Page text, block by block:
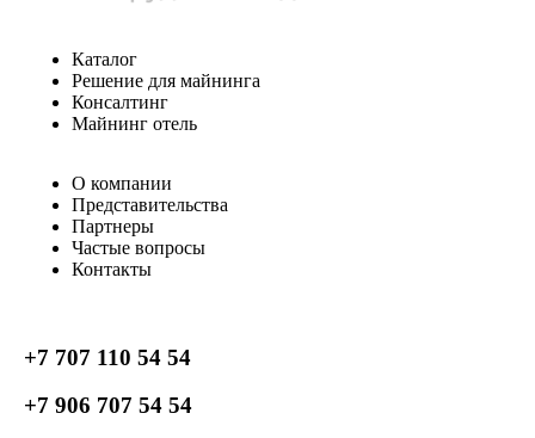
Каталог
Решение для майнинга
Консалтинг
Майнинг отель
О компании
Представительства
Партнеры
Частые вопросы
Контакты
+7 707 110 54 54
+7 906 707 54 54